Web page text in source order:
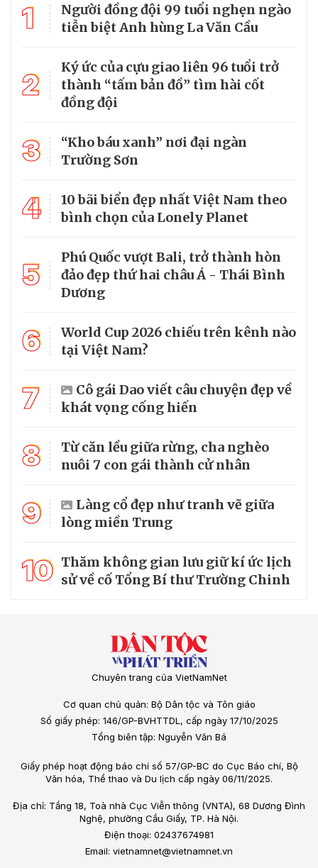
1
Người đồng đội 99 tuổi nghẹn ngào
tiễn biệt Anh hùng La Văn Cầu
2
Ký ức của cựu giao liên 96 tuổi trở
thành “tấm bản đồ” tìm hài cốt
đồng đội
3
“Kho báu xanh” nơi đại ngàn
Trường Sơn
4
10 bãi biển đẹp nhất Việt Nam theo
bình chọn của Lonely Planet
5
Phú Quốc vượt Bali, trở thành hòn
đảo đẹp thứ hai châu Á - Thái Bình
Dương
6
World Cup 2026 chiếu trên kênh nào
tại Việt Nam?
7
Cô gái Dao viết câu chuyện đẹp về
khát vọng cống hiến
8
Từ căn lều giữa rừng, cha nghèo
nuôi 7 con gái thành cử nhân
9
Làng cổ đẹp như tranh vẽ giữa
lòng miền Trung
10 Thăm không gian lưu giữ kí ức lịch
sử về cố Tổng Bí thư Trường Chinh
Chuyên trang của VietNamNet
Cơ quan chủ quản: Bộ Dân tộc và Tôn giáo
Số giấy phép: 146/GP-BVHTTDL, cấp ngày 17/10/2025
Tổng biên tập: Nguyễn Văn Bá
Giấy phép hoạt động báo chí số 57/GP-BC do Cục Báo chí, Bộ
Văn hóa, Thể thao và Du lịch cấp ngày 06/11/2025.
Địa chỉ: Tầng 18, Toà nhà Cục Viễn thông (VNTA), 68 Dương Đình
Nghệ, phường Cầu Giấy, TP. Hà Nội.
Điện thoại: 02437674981
Email: vietnamnet@vietnamnet.vn